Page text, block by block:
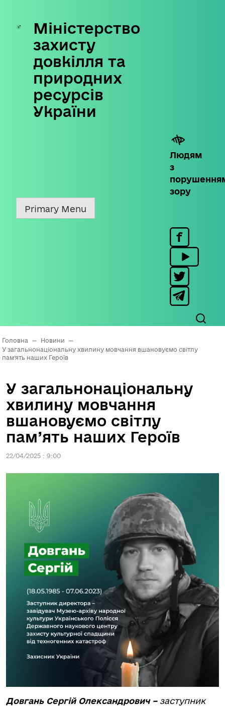
Skip
content
Міністерство
захисту
довкілля та
природних
ресурсів
України
Людям
з
зору
Primary Menu
Головна — Новини
—
У загальнонаціональну хвилину мовчання вшановуємо світлу
пам’ять наших Героїв
У загальнонаціональну
хвилину мовчання
вшановуємо світлу
пам’ять наших Героїв
22/04/2025 : 9:00
Довгань Сергій Олександрович – заступник